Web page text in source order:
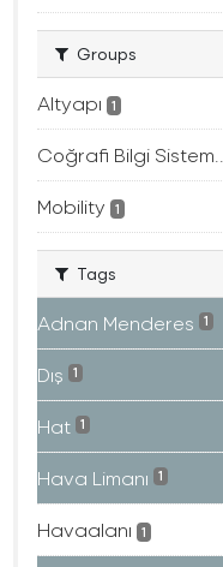
Groups
Altyapı 1
Coğrafi Bilgi Sistem...
Mobility 1
Tags
Adnan Menderes 1
Dış 1
Hat 1
Hava Limanı 1
Havaalanı 1